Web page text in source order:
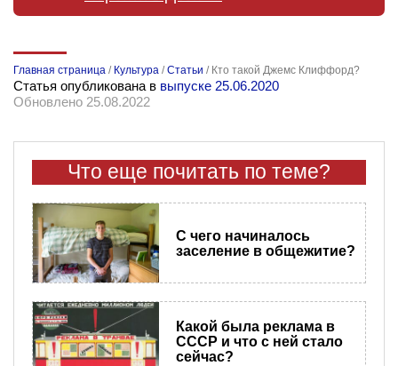
Главная страница / Культура /Статьи / Кто такой Джемс Клиффорд?
Статья опубликована в выпуске 25.06.2020
Обновлено 25.08.2022
Что еще почитать по теме?
С чего начиналось
заселение в общежитие?
Какой была реклама в
СССР и что с ней стало
сейчас?